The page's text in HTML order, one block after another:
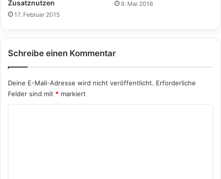
Zusatznutzen
17. Februar 2015
9. Mai 2016
Schreibe einen Kommentar
Deine E-Mail-Adresse wird nicht veröffentlicht. Erforderliche
Felder sind mit * markiert